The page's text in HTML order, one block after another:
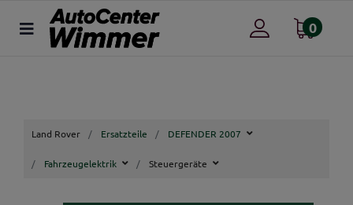
0
Land Rover Ersatzteile DEFENDER 2007
Fahrzeugelektrik Steuergeräte